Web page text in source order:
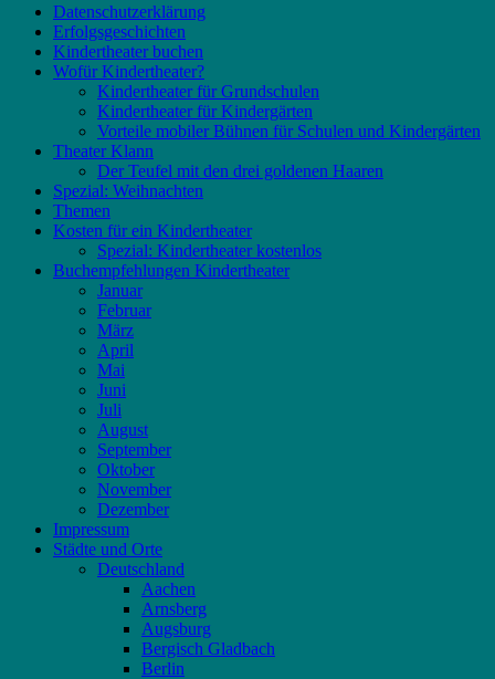
Datenschutzerklärung
Erfolgsgeschichten
Kindertheater buchen
Wofür Kindertheater?
Kindertheater für Grundschulen
Kindertheater für Kindergärten
Vorteile mobiler Bühnen für Schulen und Kindergärten
Theater Klann
Der Teufel mit den drei goldenen Haaren
Spezial: Weihnachten
Themen
Kosten für ein Kindertheater
Spezial: Kindertheater kostenlos
Buchempfehlungen Kindertheater
Januar
Februar
März
April
Mai
Juni
Juli
August
September
Oktober
November
Dezember
Impressum
Städte und Orte
Deutschland
Aachen
Arnsberg
Augsburg
Bergisch Gladbach
Berlin